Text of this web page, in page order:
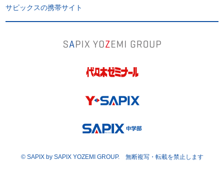
サピックスの携帯サイト
© SAPIX by SAPIX YOZEMI GROUP. 無断複写・転載を禁止 します